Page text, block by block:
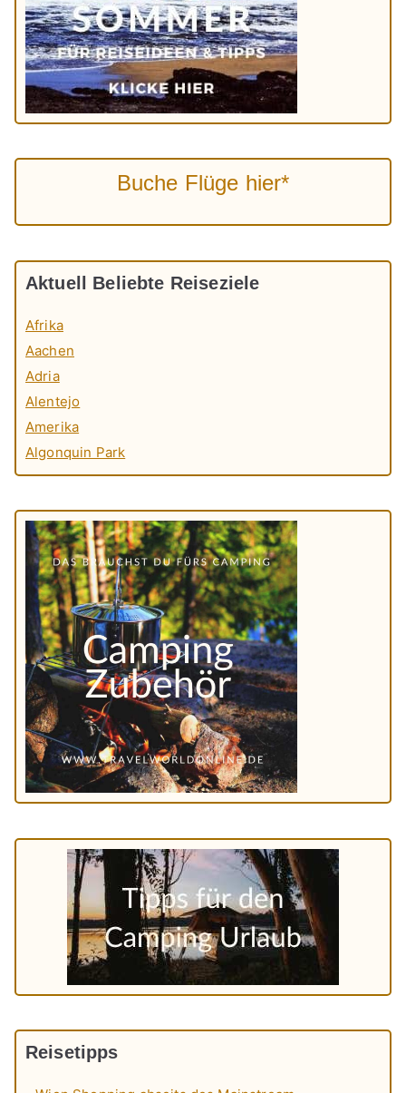
Buche Flüge hier*
Aktuell Beliebte Reiseziele
Afrika
Aachen
Adria
Alentejo
Amerika
Algonquin Park
Reisetipps